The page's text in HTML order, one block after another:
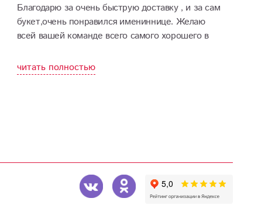
Благодарю за очень быструю доставку , и за сам
букет,очень понравился имениннице. Желаю
всей вашей команде всего самого хорошего в
читать полностью